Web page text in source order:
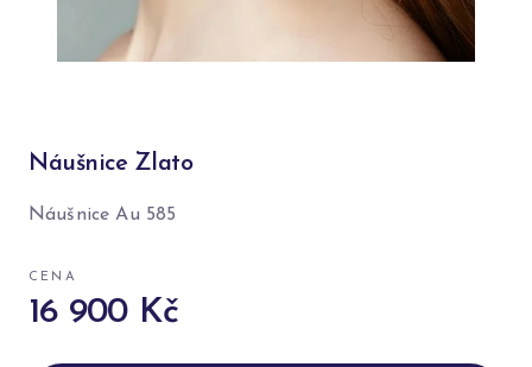
Náušnice Zlato
Náušnice Au 585
CENA
16 900 Kč